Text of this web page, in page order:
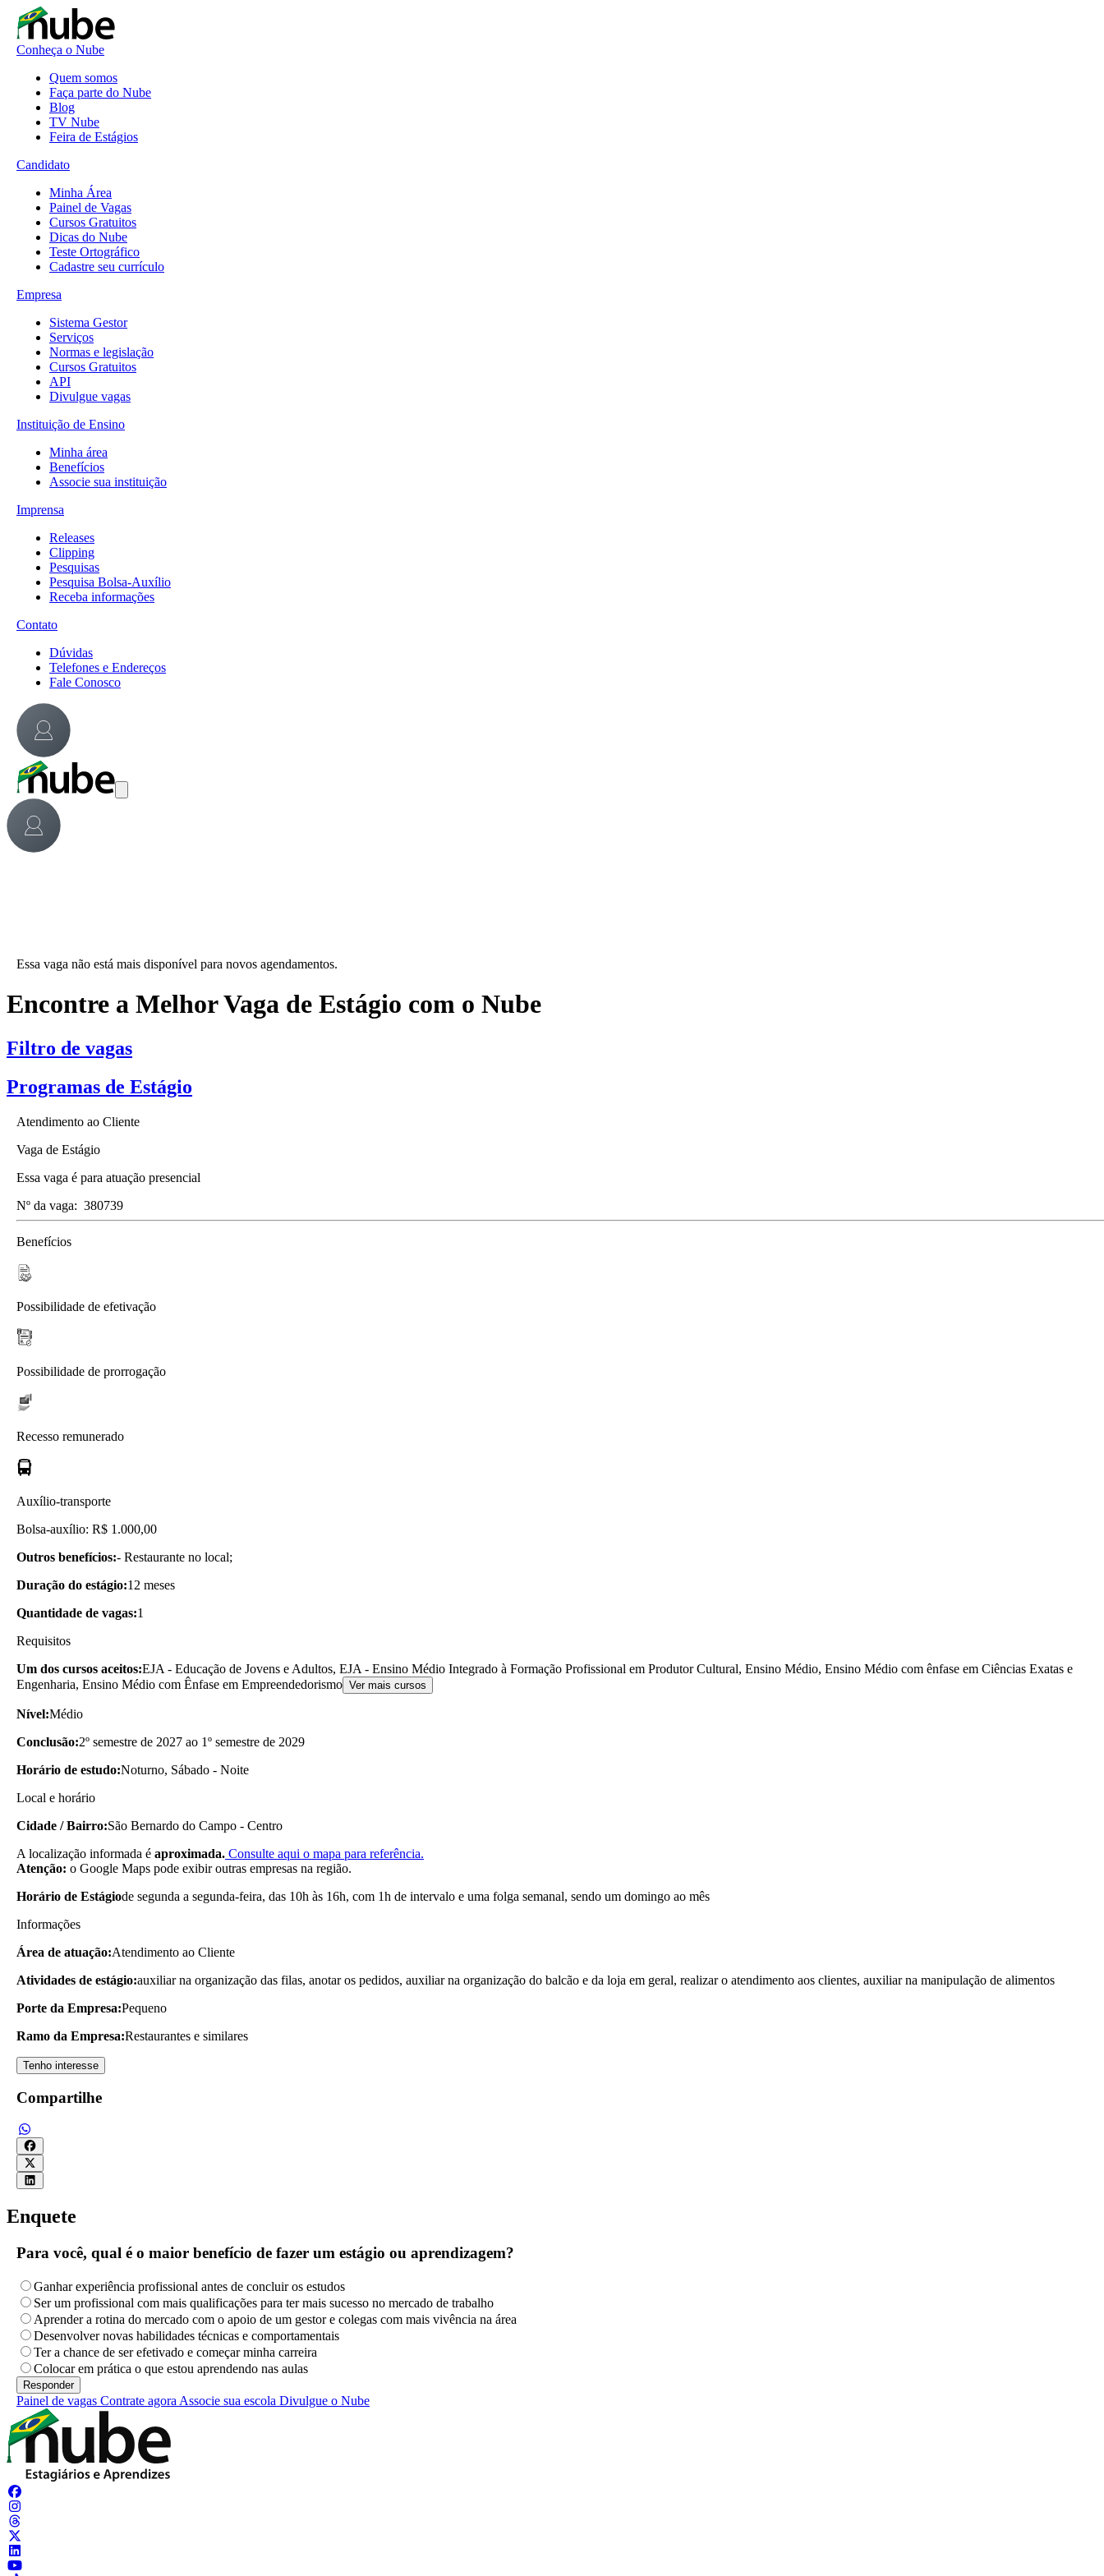
Conheça o Nube
Quem somos
Faça parte do Nube
Blog
TV Nube
Feira de Estágios
Candidato
Minha Área
Painel de Vagas
Cursos Gratuitos
Dicas do Nube
Teste Ortográfico
Cadastre seu currículo
Empresa
Sistema Gestor
Serviços
Normas e legislação
Cursos Gratuitos
API
Divulgue vagas
Instituição de Ensino
Minha área
Benefícios
Associe sua instituição
Imprensa
Releases
Clipping
Pesquisas
Pesquisa Bolsa-Auxílio
Receba informações
Contato
Dúvidas
Telefones e Endereços
Fale Conosco
Essa vaga não está mais disponível para novos agendamentos.
Encontre a Melhor Vaga de Estágio com o Nube
Filtro de vagas
Programas de Estágio
Atendimento ao Cliente
Vaga de Estágio
Essa vaga é para atuação presencial
Nº da vaga: 380739
Benefícios
Possibilidade de efetivação
Possibilidade de prorrogação
Recesso remunerado
Auxílio-transporte
Bolsa-auxílio: R$ 1.000,00
Outros benefícios:- Restaurante no local;
Duração do estágio:12 meses
Quantidade de vagas:1
Requisitos
Um dos cursos aceitos:EJA - Educação de Jovens e Adultos, EJA - Ensino Médio Integrado à Formação Profissional em Produtor Cultural, Ensino Médio, Ensino Médio com ênfase em Ciências Exatas e
Engenharia, Ensino Médio com Ênfase em Empreendedorismo Ver mais cursos
Nível:Médio
Conclusão:2º semestre de 2027 ao 1º semestre de 2029
Horário de estudo:Noturno, Sábado - Noite
Local e horário
Cidade / Bairro:São Bernardo do Campo - Centro
A localização informada é aproximada. Consulte aqui o mapa para referência.
Atenção: o Google Maps pode exibir outras empresas na região.
Horário de Estágiode segunda a segunda-feira, das 10h às 16h, com 1h de intervalo e uma folga semanal, sendo um domingo ao mês
Informações
Área de atuação:Atendimento ao Cliente
Atividades de estágio:auxiliar na organização das filas, anotar os pedidos, auxiliar na organização do balcão e da loja em geral, realizar o atendimento aos clientes, auxiliar na manipulação de alimentos
Porte da Empresa:Pequeno
Ramo da Empresa:Restaurantes e similares
Tenho interesse
Compartilhe
Enquete
Para você, qual é o maior benefício de fazer um estágio ou aprendizagem?
Ganhar experiência profissional antes de concluir os estudos
Ser um profissional com mais qualificações para ter mais sucesso no mercado de trabalho
Aprender a rotina do mercado com o apoio de um gestor e colegas com mais vivência na área
Desenvolver novas habilidades técnicas e comportamentais
Ter a chance de ser efetivado e começar minha carreira
Colocar em prática o que estou aprendendo nas aulas
Painel de vagas Contrate agora Associe sua escola Divulgue o Nube